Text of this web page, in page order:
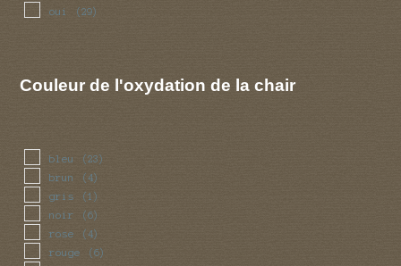
oui (29)
Couleur de l'oxydation de la chair
bleu (23)
brun (4)
gris (1)
noir (6)
rose (4)
rouge (6)